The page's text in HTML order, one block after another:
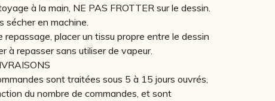
à la main, NE PAS FROTTER sur le dessin.
sécher en machine.
repassage, placer un tissu propre entre le dessin
à repasser sans utiliser de vapeur.
sont traitées sous 5 à 15 jours ouvrés,
du nombre de commandes, et sont